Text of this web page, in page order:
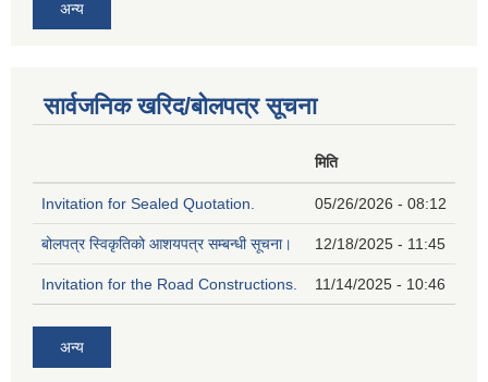
अन्य
सार्वजनिक खरिद/बोलपत्र सूचना
मिति
Invitation for Sealed Quotation. 05/26/2026 - 08:12
बोलपत्र स्विकृतिको आशयपत्र सम्बन्धी सूचना। 12/18/2025 - 11:45
Invitation for the Road Constructions. 11/14/2025 - 10:46
अन्य